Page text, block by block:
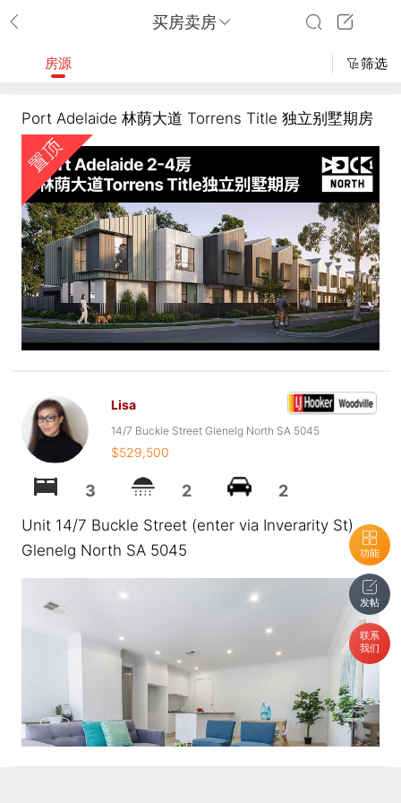
买房卖房
功能
发帖
联系
我们
房源 筛选
Port Adelaide 林荫大道 Torrens Title 独立别墅期房
Lisa
14/7 Buckle Street Glenelg North SA 5045
$529,500
3 2 2
Unit 14/7 Buckle Street (enter via Inverarity St)
Glenelg North SA 5045